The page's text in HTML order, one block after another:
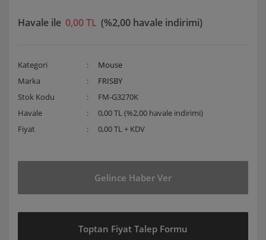
Havale ile 0,00 TL (%2,00 havale indirimi)
Kategori
Mouse
Marka
FRISBY
Stok Kodu
FM-G3270K
Havale
0,00 TL (%2,00 havale indirimi)
Fiyat
0,00 TL + KDV
Gelince Haber Ver
Toptan Fiyat Talep Formu